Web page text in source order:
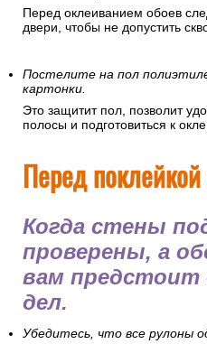
Перед оклеиванием обоев
двери, чтобы не допустить
Постелите на пол
картонки.
Это защитит пол, позволит
полосы и подготовиться к
Перед
Когда стены
проверены, а
вам предстоит
дел.
Убедитесь, что все рулоны